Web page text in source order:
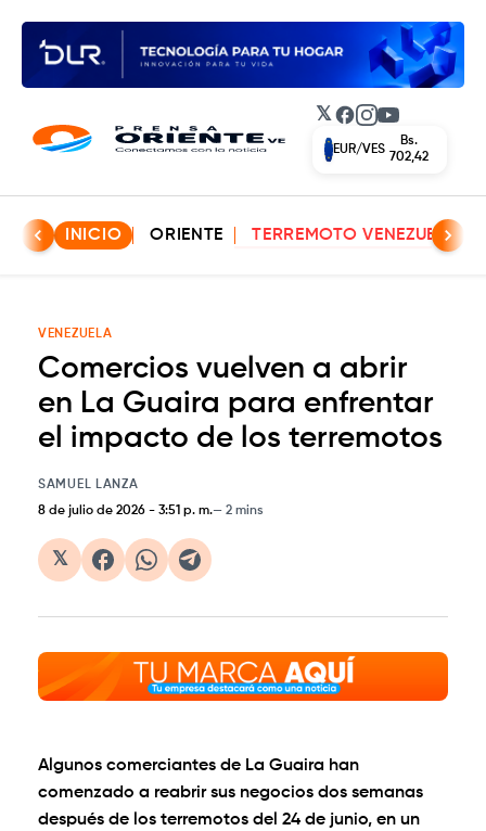
𝕏 Facebook
Instagram
YouTube
EUR/VES
Bs.
702,42
INICIO ORIENTE TERREMOTO VENEZUELA
VENEZUELA
Comercios vuelven a abrir
en La Guaira para enfrentar
el impacto de los terremotos
SAMUEL LANZA
8 de julio de 2026 - 3:51 p. m. 2 mins
𝕏
Algunos comerciantes de La Guaira han
comenzado a reabrir sus negocios dos semanas
después de los terremotos del 24 de junio, en un